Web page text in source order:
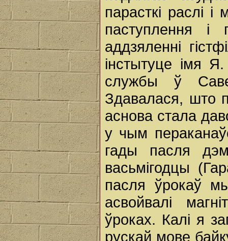
парасткі раслі
паступлення і
аддзяленні
інстытуце імя
службы ў
Здавалася, што
аснова стала
у чым
гады пасля
васьмігодцы
пасля ўрокаў
асвойвалі
ўроках. Калі я
рускай мове